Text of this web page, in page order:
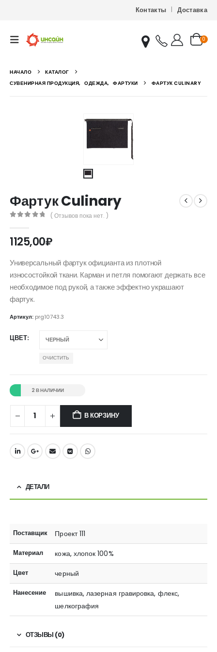
Контакты Доставка
0
НАЧАЛО
КАТАЛОГ
СУВЕНИРНАЯ ПРОДУКЦИЯ, ОДЕЖДА, ФАРТУКИ ФАРТУК CULINARY
Фартук Culinary
( Отзывов пока нет. )
1125,00₽
Универсальный фартук официанта из плотной
износостойкой ткани. Карман и петля помогают держать все
необходимое под рукой, а также эффектно украшают
фартук.
Артикул: prg10743.3
ЦВЕТ
ОЧИСТИТЬ
2 В НАЛИЧИИ
В КОРЗИНУ
ДЕТАЛИ
Поставщик Проект 111
Материал кожа, хлопок 100%
Цвет черный
Нанесение
вышивка, лазерная гравировка, флекс,
шелкография
ОТЗЫВЫ (0)